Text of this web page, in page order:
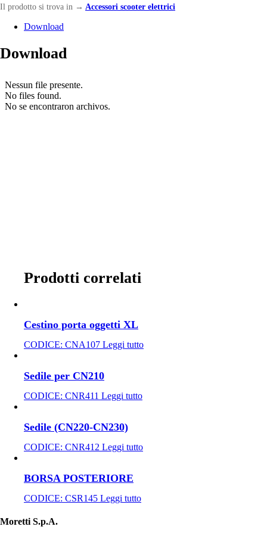
Il prodotto si trova in → Accessori scooter elettrici
Download
Download
Prodotti correlati
Cestino porta oggetti XL
CODICE: CNA107 Leggi tutto
Sedile per CN210
CODICE: CNR411 Leggi tutto
Sedile (CN220-CN230)
CODICE: CNR412 Leggi tutto
BORSA POSTERIORE
CODICE: CSR145 Leggi tutto
Moretti S.p.A.